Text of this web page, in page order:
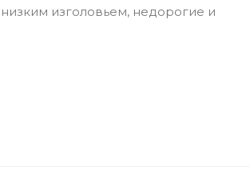
изголовьем, недорогие и